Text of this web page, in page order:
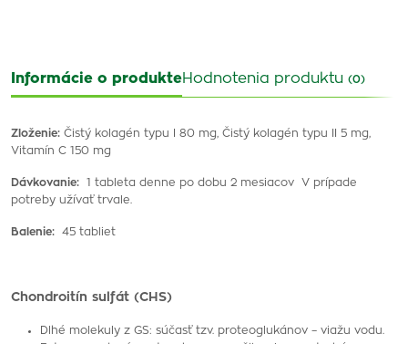
Informácie o produkteHodnotenia produktu (0)
Zloženie: Čistý kolagén typu I 80 mg, Čistý kolagén typu II 5 mg,
Vitamín C 150 mg
Dávkovanie: 1 tableta denne po dobu 2 mesiacov V prípade
potreby užívať trvale.
Balenie: 45 tabliet
Chondroitín sulfát (CHS)
Dlhé molekuly z GS: súčasť tzv. proteoglukánov – viažu vodu.